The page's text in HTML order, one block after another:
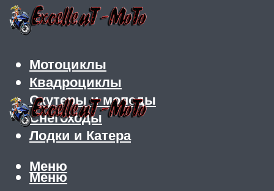
Мотоциклы
Квадроциклы
Скутеры и мопеды
Снегоходы
Лодки и Катера
Меню
Меню